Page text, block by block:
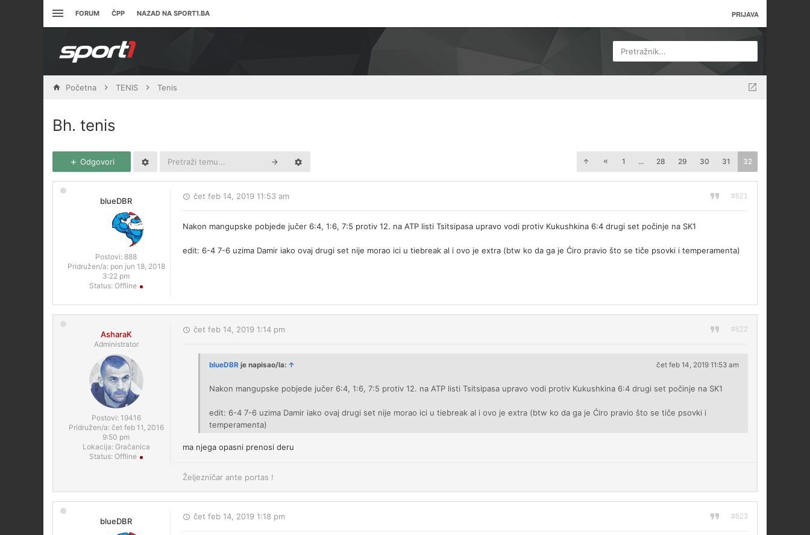
FORUM ČPP NAZAD NA SPORT1.BA PRIJAVA
Pretražnik...
Početna TENIS Tenis
Bh. tenis
Odgovori 1 ... 28 29 30 31 32
blueDBR
Postovi: 888
Pridružen/a: pon jun 18, 2018
3:22 pm
Status: Offline
#621
čet feb 14, 2019 11:53 am
Nakon mangupske pobjede jučer 6:4, 1:6, 7:5 protiv 12. na ATP listi Tsitsipasa upravo vodi protiv Kukushkina 6:4 drugi set počinje na SK1
edit: 6-4 7-6 uzima Damir iako ovaj drugi set nije morao ici u tiebreak al i ovo je extra (btw ko da ga je Ćiro pravio što se tiče psovki i temperamenta)
AsharaK
Administrator
Postovi: 19416
Pridružen/a: čet feb 11, 2016
9:50 pm
Lokacija:Gračanica
Status: Offline
#622
čet feb 14, 2019 1:14 pm
blueDBR je napisao/la: ↑ čet feb 14, 2019 11:53 am
Nakon mangupske pobjede jučer 6:4, 1:6, 7:5 protiv 12. na ATP listi Tsitsipasa upravo vodi protiv Kukushkina 6:4 drugi set počinje na SK1
edit: 6-4 7-6 uzima Damir iako ovaj drugi set nije morao ici u tiebreak al i ovo je extra (btw ko da ga je Ćiro pravio što se tiče psovki i
temperamenta)
ma njega opasni prenosi deru
Željezničar ante portas !
blueDBR #623
čet feb 14, 2019 1:18 pm